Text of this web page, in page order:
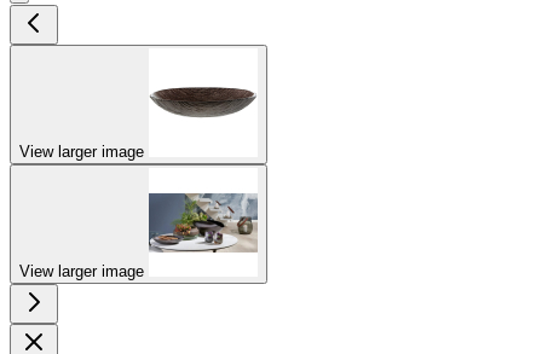
View larger image
View larger image